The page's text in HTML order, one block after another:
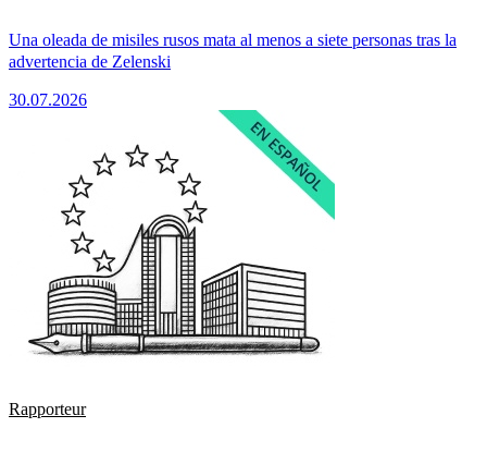
Una oleada de misiles rusos mata al menos a siete personas tras la
advertencia de Zelenski
30.07.2026
Rapporteur